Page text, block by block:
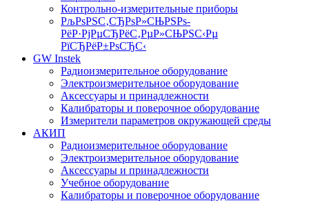
Контрольно-измерительные приборы
РљРѕРЅС‚СЂРѕР»СЊРЅРѕ-
РёР·РјРµСЂРёС‚РµР»СЊРЅС‹Рµ
РїСЂРёР±РѕСЂС‹
GW Instek
Радиоизмерительное оборудование
Электроизмерительное оборудование
Аксессуары и принадлежности
Калибраторы и поверочное оборудование
Измерители параметров окружающей среды
АКИП
Радиоизмерительное оборудование
Электроизмерительное оборудование
Аксессуары и принадлежности
Учебное оборудование
Калибраторы и поверочное оборудование